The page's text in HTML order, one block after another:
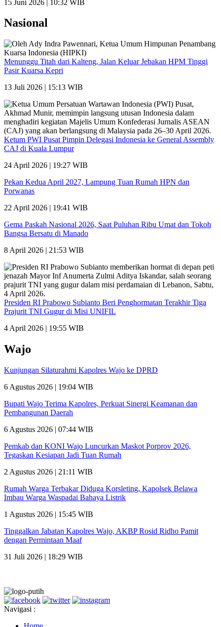
15 Juni 2026 | 10:32 WIB
Nasional
Menunggu Titah dari Kalteng, Jalan Keluar Jebakan HPM Tinggi
Pasir Kuarsa Kepri
13 Juli 2026 | 15:13 WIB
Ketum PWI Pusat Pimpin Delegasi Indonesia ke General Assembly
CAJ di Kuala Lumpur
24 April 2026 | 19:27 WIB
Pekan Kedua April 2027, Lampung Tuan Rumah HPN dan
Porwanas
22 April 2026 | 19:41 WIB
Gema Paskah Nasional 2026, Saat Puluhan Ribu Umat dan Tokoh
Bangsa Bersatu di Manado
8 April 2026 | 21:53 WIB
Presiden RI Prabowo Subianto Beri Penghormatan Terakhir Tiga
Prajurit TNI Gugur di Misi UNIFIL
4 April 2026 | 19:55 WIB
Wajo
Kunjungan Silaturahmi Kapolres Wajo ke DPRD
6 Agustus 2026 | 19:04 WIB
Bupati Wajo Terima Kapolres, Perkuat Sinergi Keamanan dan
Pembangunan Daerah
6 Agustus 2026 | 07:44 WIB
Pemkab dan KONI Wajo Luncurkan Maskot Porprov 2026,
Tegaskan Kesiapan Jadi Tuan Rumah
2 Agustus 2026 | 21:11 WIB
Rumah Warga Terbakar Diduga Korsleting, Kapolsek Belawa
Imbau Warga Waspadai Bahaya Listrik
1 Agustus 2026 | 15:45 WIB
Tinggalkan Jabatan Kapolres Wajo, AKBP Rosid Ridho Pamit
dengan Permintaan Maaf
31 Juli 2026 | 18:29 WIB
Navigasi :